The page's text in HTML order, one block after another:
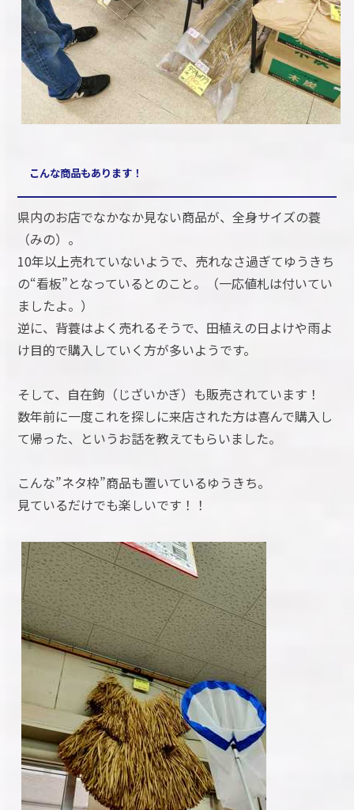
こんな商品もあります！
県内のお店でなかなか見ない商品が、全身サイズの蓑
（みの）。
10年以上売れていないようで、売れなさ過ぎてゆうきち
の“看板”となっているとのこと。（一応値札は付いてい
ましたよ。）
逆に、背蓑はよく売れるそうで、田植えの日よけや雨よ
け目的で購入していく方が多いようです。
そして、自在鉤（じざいかぎ）も販売されています！
数年前に一度これを探しに来店された方は喜んで購入し
て帰った、というお話を教えてもらいました。
こんな”ネタ枠”商品も置いているゆうきち。
見ているだけでも楽しいです！！